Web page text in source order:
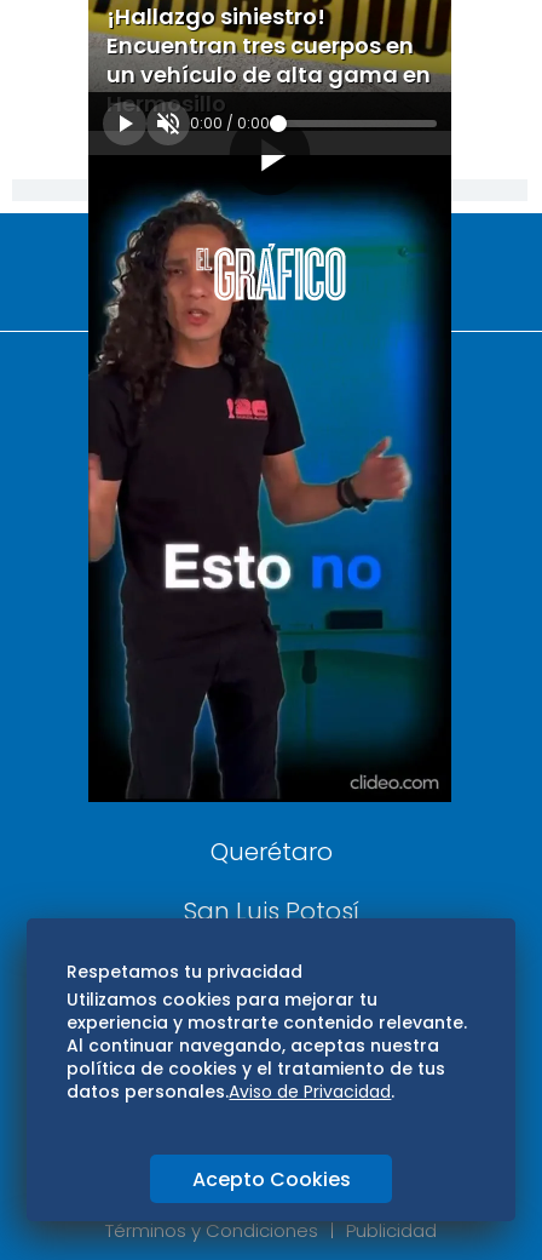
¡Hallazgo siniestro!
Encuentran tres cuerpos en
un vehículo de alta gama en
Hermosillo
0:00 / 0:00
[Publicidad]
El Universal
Vive USA
Clase
De 10 sports
DeDinero
Confabulario
Aviso Oportuno
Consultas
Querétaro
San Luis Potosí
Edomex
Consultas
Hidalgo
Oaxaca
Aviso de privacidad
Directorio
Términos y Condiciones
Publicidad
Respetamos tu privacidad
Utilizamos cookies para mejorar tu
experiencia y mostrarte contenido relevante.
Al continuar navegando, aceptas nuestra
política de cookies y el tratamiento de tus
datos personales.Aviso de Privacidad.
Acepto Cookies